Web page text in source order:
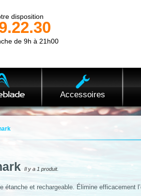
disposition
de 9h à 21h00
Accessoires
Il y a 1 produit.
étanche et rechargeable. Élimine efficacement